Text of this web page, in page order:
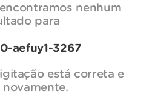
nenhum
para
aefuy1-3267
está correta e